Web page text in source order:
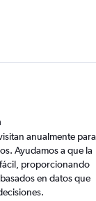
anualmente para
Ayudamos a que la
proporcionando
en datos que